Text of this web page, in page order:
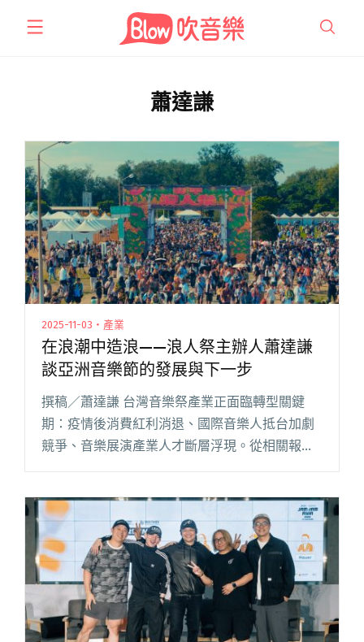
蕭達謙
2025-11-03・產業
在浪潮中造浪——浪人祭主辦人蕭達謙
談亞洲音樂節的發展與下一步
撰稿／蕭達謙 台灣音樂祭產業正面臨轉型關鍵
期：疫情後消費紅利消退、國際音樂人抵台加劇
競爭、音樂展演產業人才斷層浮現。從相關報導
可以發現，台灣儘管一年有超過 300 場音樂祭演
大的「音樂節與音樂產業發閱讀全文 "在浪潮中
造浪——浪人祭主辦人蕭達謙談亞洲音樂節的發
展與下一步"